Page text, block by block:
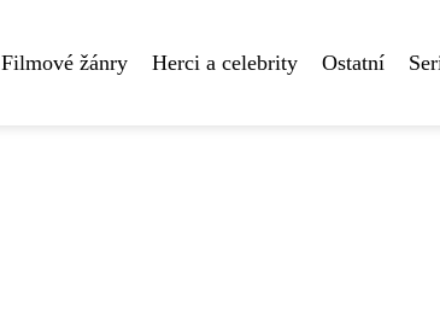
Filmové žánry Herci a celebrity Ostatní